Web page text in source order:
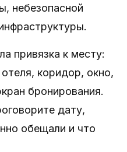
небезопасной
привязка к месту:
коридор, окно,
бронирования.
дату,
обещали и что